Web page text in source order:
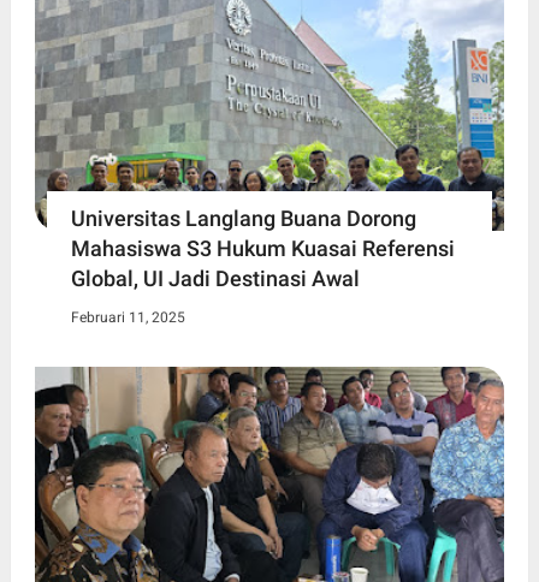
Universitas Langlang Buana Dorong
Mahasiswa S3 Hukum Kuasai Referensi
Global, UI Jadi Destinasi Awal
Februari 11, 2025